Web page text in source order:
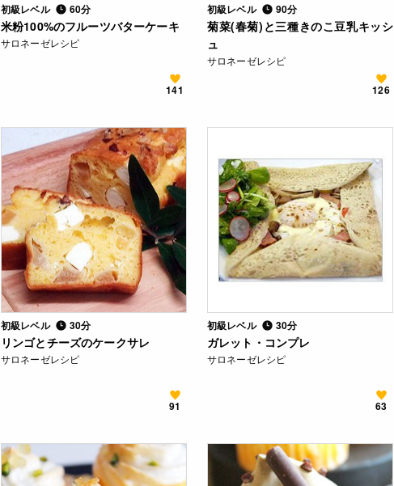
初級レベル 60分
米粉100%のフルーツバターケーキ
サロネーゼレシピ
141
初級レベル 90分
菊菜(春菊)と三種きのこ豆乳キッシ
ュ
サロネーゼレシピ
126
初級レベル 30分
リンゴとチーズのケークサレ
サロネーゼレシピ
91
初級レベル 30分
ガレット・コンプレ
サロネーゼレシピ
63